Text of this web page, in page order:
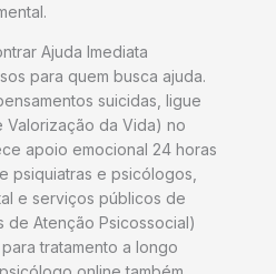
Ajuda Imediata
para quem busca ajuda.
suicidas, ligue
Valorização da Vida) no
apoio emocional 24 horas
psiquiatras e psicólogos,
e serviços públicos de
de Atenção Psicossocial)
tratamento a longo